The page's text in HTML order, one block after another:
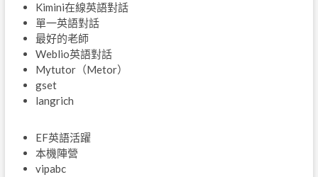
Kimini在線英語對話
單一英語對話
最好的老師
Weblio英語對話
Mytutor（Metor）
gset
langrich
EF英語活躍
本機陣營
vipabc